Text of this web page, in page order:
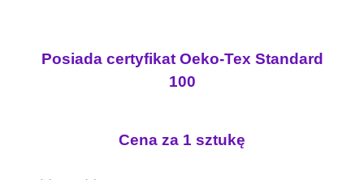
Posiada certyfikat Oeko-Tex Standard
100
Cena za 1 sztukę